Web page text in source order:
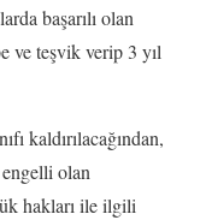
başarılı olan
ve teşvik verip 3 yıl
kaldırılacağından,
olan
hakları ile ilgili